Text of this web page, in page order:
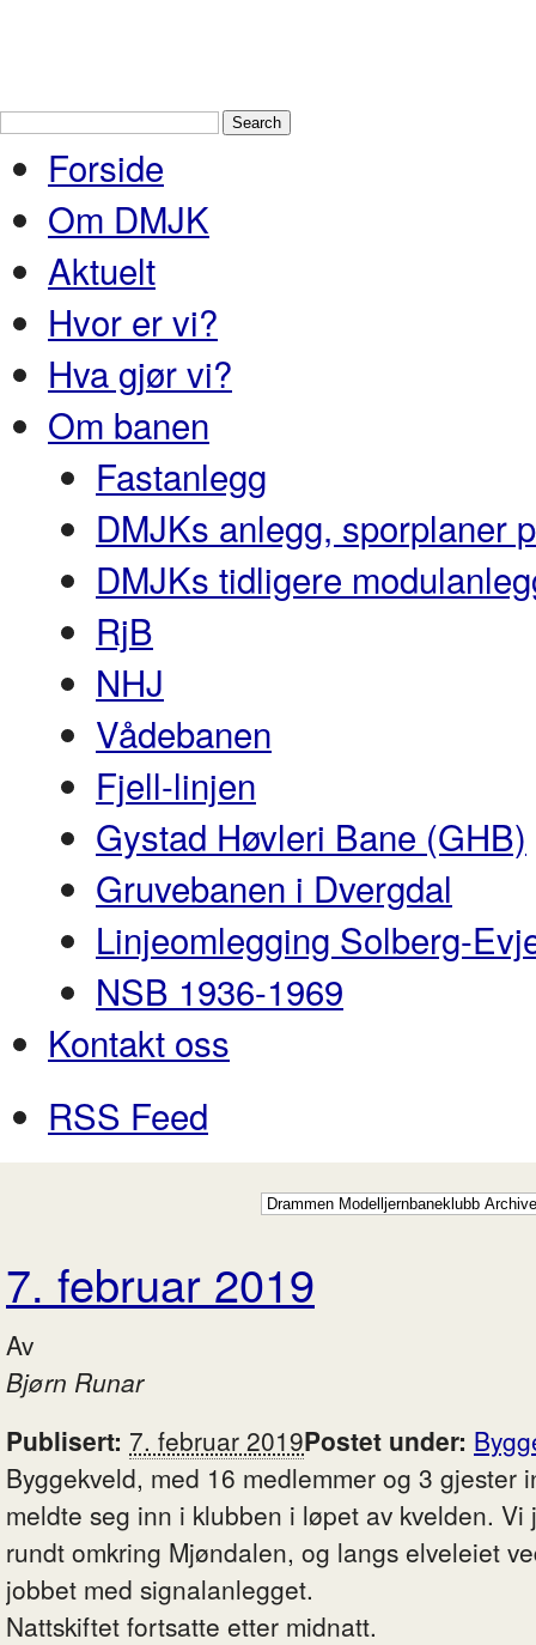
Forside
Om DMJK
Aktuelt
Hvor er vi?
Hva gjør vi?
Om banen
Fastanlegg
DMJKs anlegg, sporplaner
DMJKs tidligere
RjB
NHJ
Vådebanen
Fjell-linjen
Gystad Høvleri Bane (GHB)
Gruvebanen i Dvergdal
Linjeomlegging Solberg-
NSB 1936-1969
Kontakt oss
RSS Feed
7. februar 2019
Av
Bjørn Runar
Publisert: 7. februar 2019Postet under:
Byggekveld, med 16 medlemmer og 3 gjester
meldte seg inn i klubben i løpet av kvelden.
rundt omkring Mjøndalen, og langs elveleiet
jobbet med signalanlegget.
Nattskiftet fortsatte etter midnatt.